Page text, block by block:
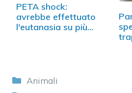
PETA shock:
avrebbe effettuato
l'eutanasia su più
Categorie
Animali